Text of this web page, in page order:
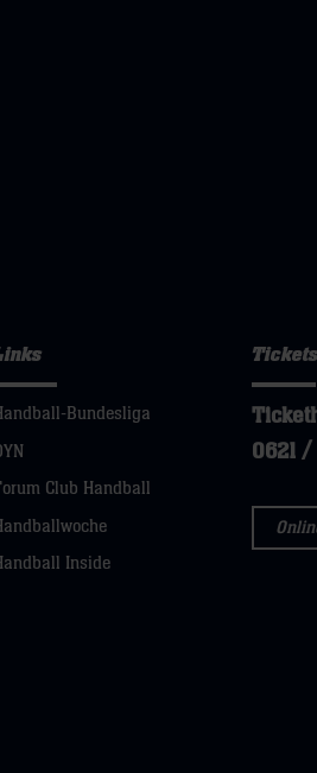
Bundesliga
Club Handball
Inside
Tickets
0621 /